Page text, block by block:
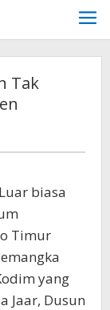
Tak
biasa
Timur
yang
Jaar, Dusun